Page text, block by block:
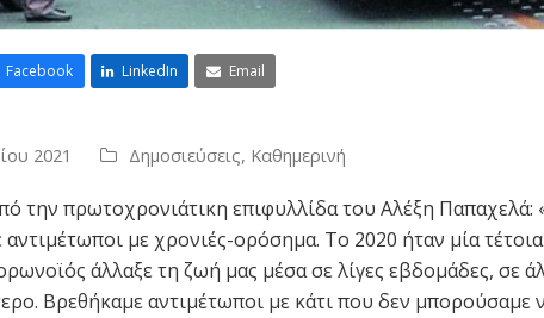
Facebook LinkedIn Email
2021 Δημοσιεύσεις, Καθημερινή
την πρωτοχρονιάτικη επιφυλλίδα του Αλέξη Παπαχελά:
με χρονιές-ορόσημα. Το 2020 ήταν μία
άλλαξε τη ζωή μας μέσα σε λίγες εβδομάδες, σε
Βρεθήκαμε αντιμέτωποι με κάτι που δεν μπορούσαμε